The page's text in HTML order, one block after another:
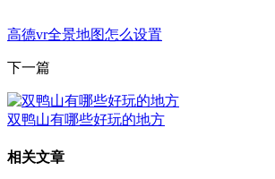
高德vr全景地图怎么设置
下一篇
双鸭山有哪些好玩的地方
相关文章